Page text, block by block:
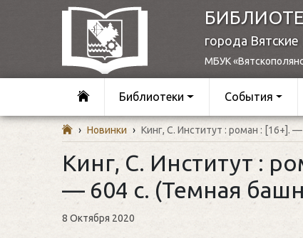
города
МБУК
Библиотеки События
› Новинки › Кинг, С. Институт : роман : [16+].
Кинг, С. Институт :
— 604 с. (Темная
8 Октября 2020